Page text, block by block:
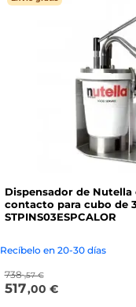
Dispensador de
contacto para cubo de
STPINS03ESPCALOR
Recíbelo en 20-30 días
738 ,57 €
517,00 €